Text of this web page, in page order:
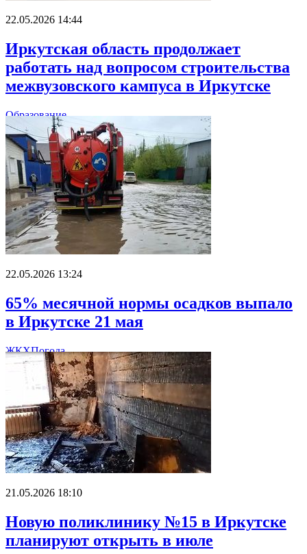
22.05.2026 14:44
Иркутская область продолжает
работать над вопросом строительства
межвузовского кампуса в Иркутске
Образование
22.05.2026 13:24
65% месячной нормы осадков выпало
в Иркутске 21 мая
ЖКХПогода
21.05.2026 18:10
Новую поликлинику №15 в Иркутске
планируют открыть в июле